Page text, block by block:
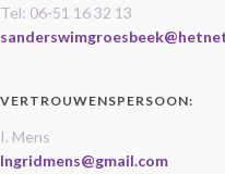
Tel: 06-51 16 32 13
VERTROUWENSPERSOON:
I. Mens
Ingridmens@gmail.com